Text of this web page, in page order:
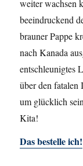
weiter wachsen
beeindruckend
brauner Pappe
nach Kanada
entschleunigtes
über den fatalen
um glücklich
Kita!
Das bestelle ich!